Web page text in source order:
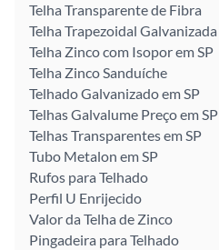
Telha Transparente de Fibra
Telha Trapezoidal Galvanizada
Telha Zinco com Isopor em SP
Telha Zinco Sanduíche
Telhado Galvanizado em SP
Telhas Galvalume Preço em SP
Telhas Transparentes em SP
Tubo Metalon em SP
Rufos para Telhado
Perfil U Enrijecido
Valor da Telha de Zinco
Pingadeira para Telhado